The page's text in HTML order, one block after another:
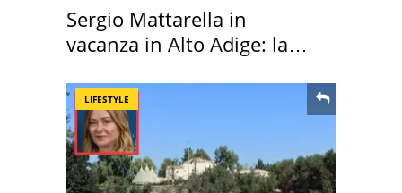
Sergio Mattarella in
vacanza in Alto Adige: la
LIFESTYLE